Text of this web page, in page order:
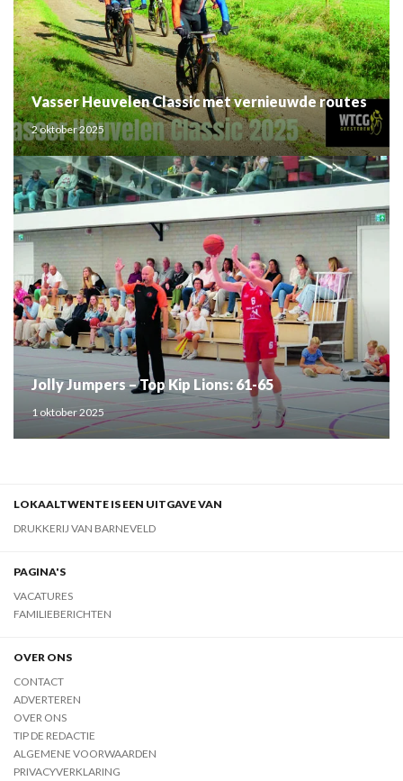
Vasser Heuvelen Classic met vernieuwde routes
2 oktober 2025
Jolly Jumpers – Top Kip Lions: 61-65
1 oktober 2025
LOKAALTWENTE IS EEN UITGAVE VAN
DRUKKERIJ VAN BARNEVELD
PAGINA'S
VACATURES
FAMILIEBERICHTEN
OVER ONS
CONTACT
ADVERTEREN
OVER ONS
TIP DE REDACTIE
ALGEMENE VOORWAARDEN
PRIVACYVERKLARING